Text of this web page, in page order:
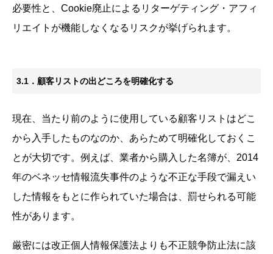
必要性と、Cookie廃止によるリターゲティング・アフィ
リエイトが機能しなくなるリスクが挙げられます。
3.1．顧客リストの出どころを明確化する
現在、当たり前のように使用している顧客リストはどこ
から入手したものなのか、あらためて明確化しておくこ
とが大切です。例えば、業者から購入した名簿が、2014
年のベネッセ情報流失事件のような不正な手段で漏えい
した情報をもとに作られていた場合は、罰せられる可能
性があります。
厳密には改正個人情報保護法よりも不正競争防止法に該